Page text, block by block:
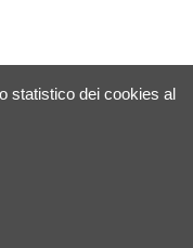
statistico dei cookies al